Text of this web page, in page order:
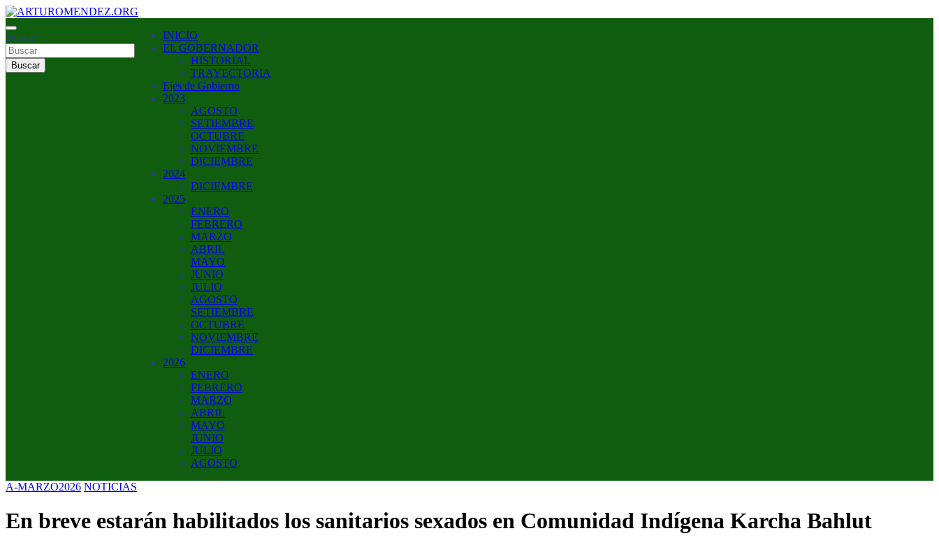
Saltar
al
contenido
ARTUROMENDEZ.ORG
ARTURO MENDEZ GOBERNADOR 2023
Buscar
Buscar
INICIO
EL GOBERNADOR
HISTORIAL
TRAYECTORIA
Ejes de Gobierno
2023
AGOSTO
SETIEMBRE
OCTUBRE
NOVIEMBRE
DICIEMBRE
2024
DICIEMBRE
2025
ENERO
FEBRERO
MARZO
ABRIL
MAYO
JUNIO
JULIO
AGOSTO
SETIEMBRE
OCTUBRE
NOVIEMBRE
DICIEMBRE
2026
ENERO
FEBRERO
MARZO
ABRIL
MAYO
JUNIO
JULIO
AGOSTO
A-MARZO2026 NOTICIAS
En breve estarán habilitados los sanitarios sexados en Comunidad Indígena Karcha Bahlut